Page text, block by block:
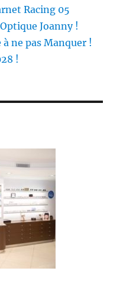
Racing 05
Joanny !
ne pas Manquer !
!